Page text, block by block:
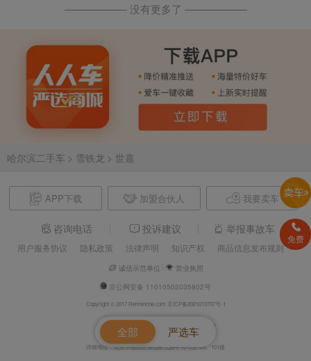
—————— 没有更多了 ——————
哈尔滨二手车 > 雪铁龙 > 世嘉
APP下载 加盟合伙人 我要卖车
咨询电话 投诉建议 举报事故车
用户服务协议 隐私政策 法律声明 知识产权 商品信息发布规则
诚信示范单位
营业执照
京公网安备 11010502035802号
Copyright © 2017 Renrenche.com 京ICP备2021013707号-1
北京车欢欢信息技术有限公司 电话：4008610500
详细地址：北京市朝阳区酒仙桥北路甲10号院105、101楼
全部 严选车
免费